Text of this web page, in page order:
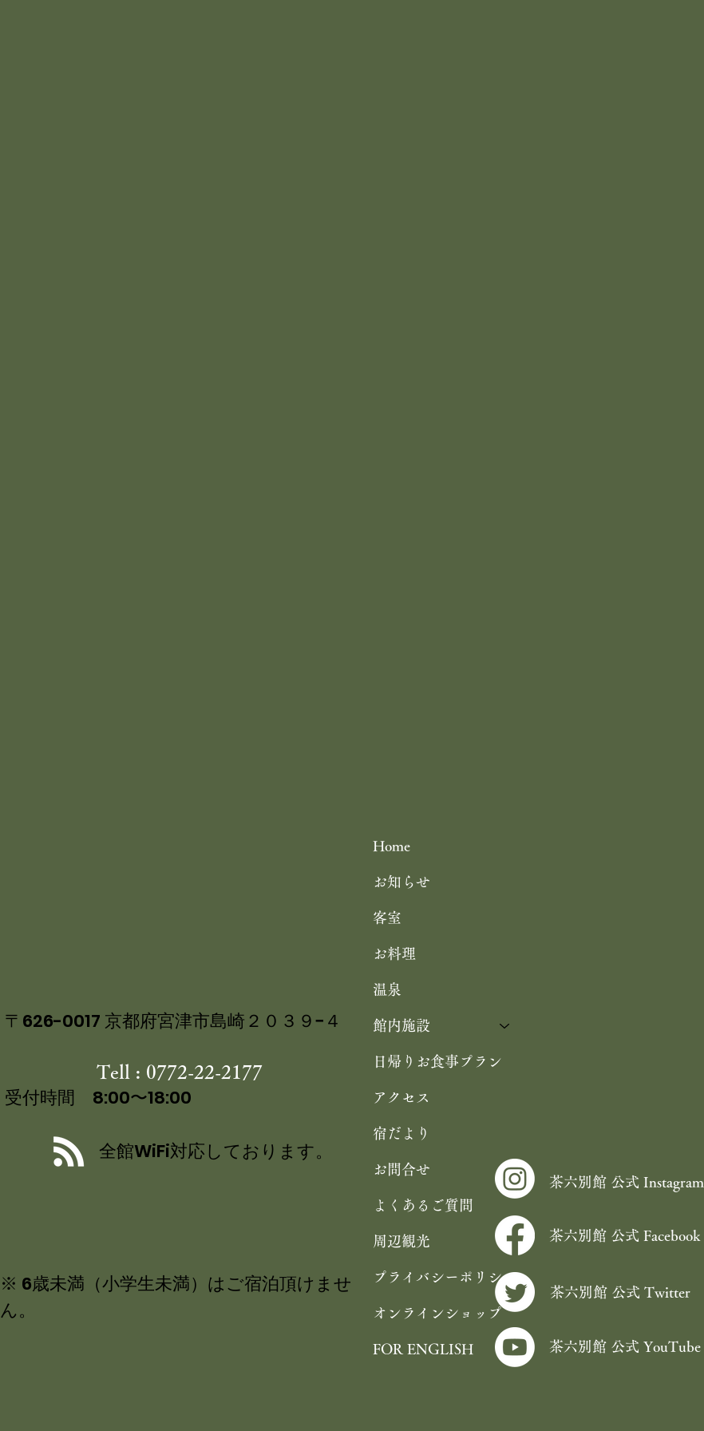
Home
お知らせ
客室
お料理
温泉
館内施設
日帰りお食事プラン
アクセス
宿だより
お問合せ
よくあるご質問
周辺観光
プライバシーポリシー
オンラインショップ
FOR ENGLISH
茶六別館 公式 Instagram
茶六別館 公式 Facebook
茶六別館 公式 Twitter
茶六別館 公式 YouTube
〒626-0017 京都府宮津市島崎２０３９−４
Tell : 0772-22-2177
受付時間 8:00〜18:00
全館WiFi対応しております。
※ 6歳未満（小学生未満）はご宿泊頂けませ
ん。